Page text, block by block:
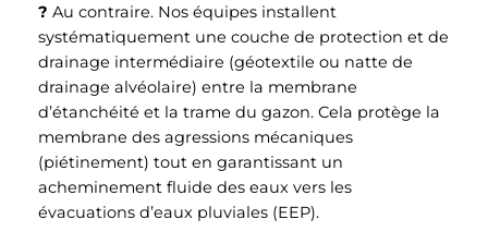
? Au contraire. Nos équipes installent
systématiquement une couche de protection et de
drainage intermédiaire (géotextile ou natte de
drainage alvéolaire) entre la membrane
d’étanchéité et la trame du gazon. Cela protège la
membrane des agressions mécaniques
(piétinement) tout en garantissant un
acheminement fluide des eaux vers les
évacuations d’eaux pluviales (EEP).